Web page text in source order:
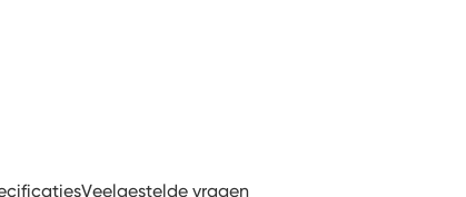
Veelgestelde vragen